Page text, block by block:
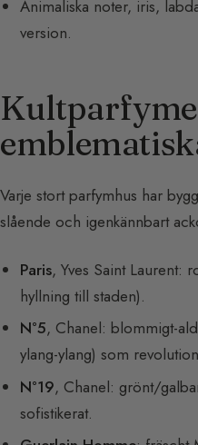
Animaliska noter, iris,
version.
Varje stort parfymhus har
slående och igenkännbart
Paris, Yves Saint Laurent:
hyllning till staden).
N°5, Chanel: blommigt-
ylang-ylang) som
N°19, Chanel: grönt/
sofistikerat.